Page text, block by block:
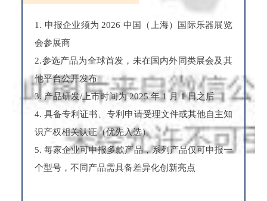
1. 申报企业须为 2026 中国（上海）国际乐器展览
会参展商
2.参选产品为全球首发，未在国内外同类展会及其
他平台公开发布
3. 产品研发/上市时间为 2025 年 1 月 1 日之后
4. 具备专利证书、专利申请受理文件或其他自主知
识产权相关认证（优先入选）
5. 每家企业可申报多款产品，系列产品仅可申报一
个型号，不同产品需具备差异化创新亮点